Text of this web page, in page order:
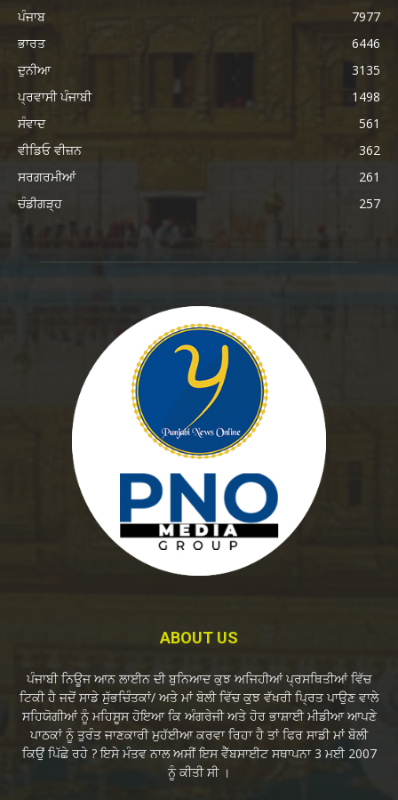
ਪੰਜਾਬ
7977
ਭਾਰਤ
6446
ਦੁਨੀਆ
3135
ਪ੍ਰਵਾਸੀ ਪੰਜਾਬੀ
1498
ਸੰਵਾਦ
561
ਵੀਡਿਓ ਵੀਜ਼ਨ
362
ਸਰਗਰਮੀਆਂ
261
ਚੰਡੀਗੜ੍ਹ
257
ABOUT US
ਪੰਜਾਬੀ ਨਿਊਜ ਆਨ ਲਾਈਨ ਦੀ ਬੁਨਿਆਦ ਕੁਝ ਅਜਿਹੀਆਂ ਪ੍ਰਸਥਿਤੀਆਂ ਵਿੱਚ
ਟਿਕੀ ਹੈ ਜਦੋਂ ਸਾਡੇ ਸੁੱਭਚਿੰਤਕਾਂ/ ਅਤੇ ਮਾਂ ਬੋਲੀ ਵਿੱਚ ਕੁਝ ਵੱਖਰੀ ਪ੍ਰਿਤ ਪਾਉਣ ਵਾਲੇ
ਸਹਿਯੋਗੀਆਂ ਨੂੰ ਮਹਿਸੂਸ ਹੋਇਆ ਕਿ ਅੰਗਰੇਜੀ ਅਤੇ ਹੋਰ ਭਾਸ਼ਾਈ ਮੀਡੀਆ ਆਪਣੇ
ਪਾਠਕਾਂ ਨੂੰ ਤੁਰੰਤ ਜਾਣਕਾਰੀ ਮੁਹੱਈਆ ਕਰਵਾ ਰਿਹਾ ਹੈ ਤਾਂ ਫਿਰ ਸਾਡੀ ਮਾਂ ਬੋਲੀ
ਕਿਉਂ ਪਿੱਛੇ ਰਹੇ ? ਇਸੇ ਮੰਤਵ ਨਾਲ ਅਸੀਂ ਇਸ ਵੈੱਬਸਾਈਟ ਸਥਾਪਨਾ 3 ਮਈ 2007
ਨੂੰ ਕੀਤੀ ਸੀ ।